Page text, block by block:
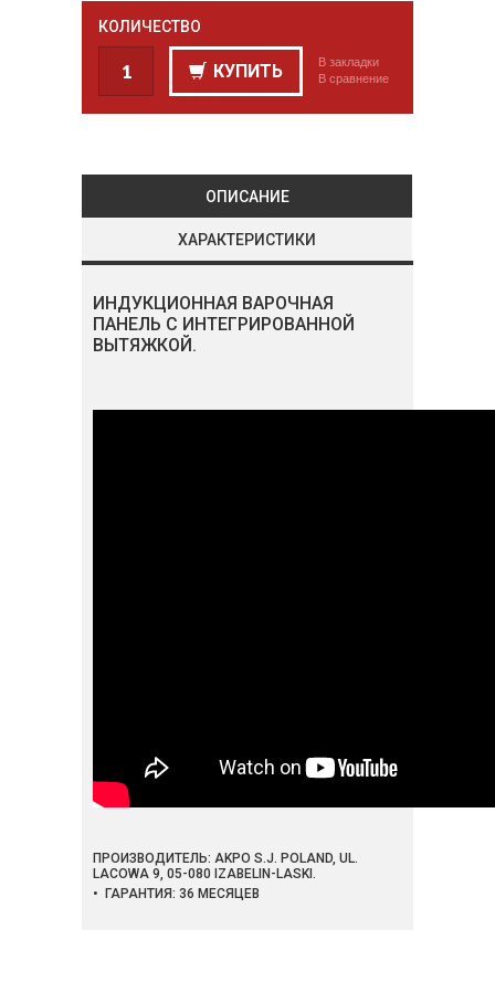
КОЛИЧЕСТВО
КУПИТЬ
В закладки
В сравнение
ОПИСАНИЕ
ХАРАКТЕРИСТИКИ
ИНДУКЦИОННАЯ ВАРОЧНАЯ
ПАНЕЛЬ С ИНТЕГРИРОВАННОЙ
ВЫТЯЖКОЙ.
ПРОИЗВОДИТЕЛЬ: AKPO S.J. POLAND, UL.
LACOWA 9, 05-080 IZABELIN-LASKI.
• ГАРАНТИЯ: 36 МЕСЯЦЕВ